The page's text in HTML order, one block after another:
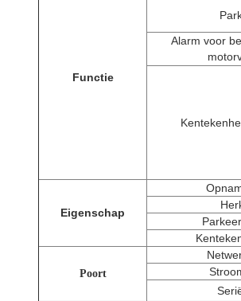
Functie
Alarm voor
Eigenschap
Poort